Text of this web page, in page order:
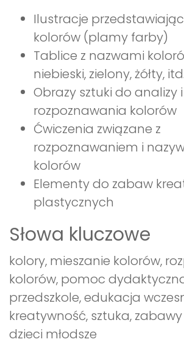
Ilustracje
kolorów (plamy farby)
Tablice z nazwami
niebieski, zielony, żółty,
Obrazy sztuki do analizy i
rozpoznawania kolorów
Ćwiczenia związane z
rozpoznawaniem i
kolorów
Elementy do zabaw
plastycznych
Słowa kluczowe
kolory, mieszanie kolorów,
kolorów, pomoc
przedszkole, edukacja
kreatywność, sztuka,
dzieci młodsze